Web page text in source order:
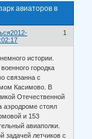
авиаторов в
1
2012-
истории.
городка
связанна с
Касимово. В
Отечественной
аэродроме стоял
и 153
авиаполки.
задачей летчиков с